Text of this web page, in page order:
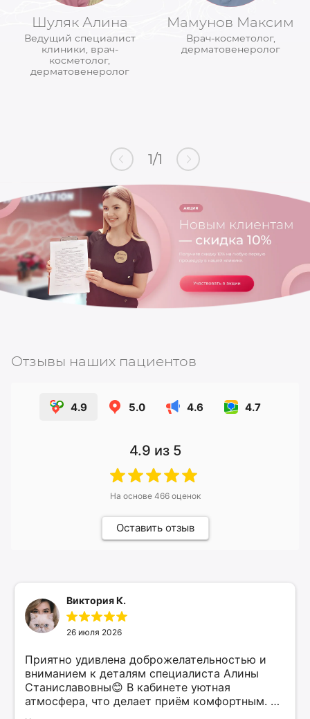
Шуляк Алина
Ведущий специалист
клиники, врач-
косметолог,
дерматовенеролог
Мамунов Максим
Врач-косметолог,
дерматовенеролог
1/1
Отзывы наших пациентов
4.9 5.0 4.6 4.7
4.9 из 5
На основе 466оценок
Оставить отзыв
Виктория К.
26 июля 2026
Приятно удивлена доброжелательностью и
вниманием к деталям специалиста Алины
Станиславовны😊 В кабинете уютная
атмосфера, что делает приём комфортным. Я
рекомендую этого специалиста всем, кто